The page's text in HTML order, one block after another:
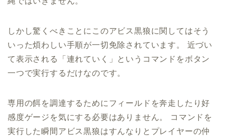
しかし驚くべきことにこのアビス黒狼に関してはそう
いった煩わしい手順が一切免除されています。 近づい
て表示される「連れていく」というコマンドをボタン
一つで実行するだけなのです。
専用の餌を調達するためにフィールドを奔走したり好
感度ゲージを気にする必要はありません。 コマンドを
実行した瞬間アビス黒狼はすんなりとプレイヤーの仲